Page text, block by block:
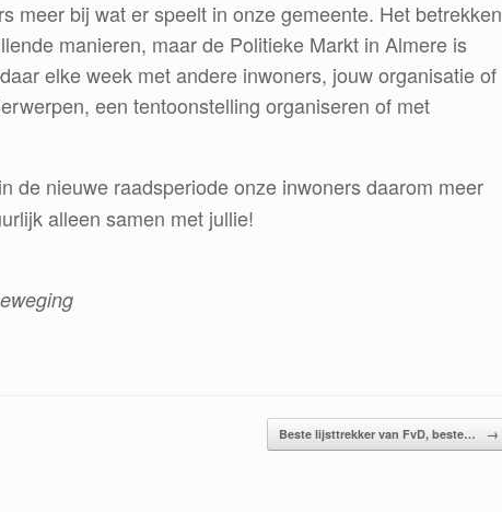
meer bij wat er speelt in onze gemeente. Het betrekken
manieren, maar de Politieke Markt in Almere is
elke week met andere inwoners, jouw organisatie of
een tentoonstelling organiseren of met
de nieuwe raadsperiode onze inwoners daarom meer
alleen samen met jullie!
Beste lijsttrekker van FvD, beste… →